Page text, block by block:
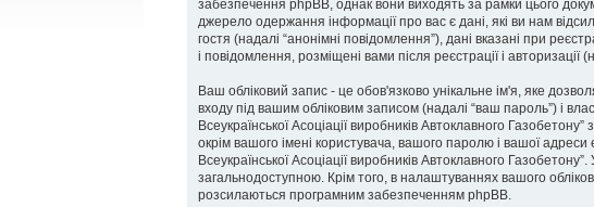
забезпечення phpBB, однак вони виходять за рамки цього
джерело одержання інформації про вас є дані, які ви нам
гостя (надалі “анонімні повідомлення”), дані вказані при
і повідомлення, розміщені вами після реєстрації і авторизації
Ваш обліковий запис - це обов'язково унікальне ім'я, яке
входу під вашим обліковим записом (надалі “ваш пароль”) і
Всеукраїнської Асоціації виробників Автоклавного
окрім вашого імені користувача, вашого паролю і вашої
Всеукраїнської Асоціації виробників Автоклавного
загальнодоступною. Крім того, в налаштуваннях вашого
розсилаються програмним забезпеченням phpBB.